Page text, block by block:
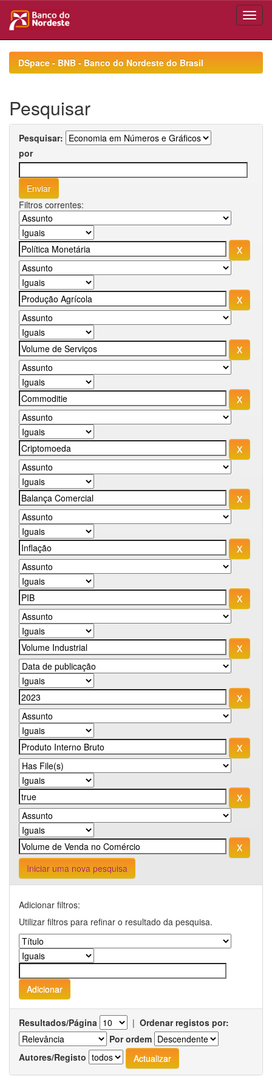
navigationDSpace - BNB - Banco do Nordeste do Brasil
Pesquisar
Pesquisar:
por
Filtros correntes:
Iniciar uma nova pesquisa
Adicionar filtros:
Utilizar filtros para refinar o resultado da pesquisa.
Resultados/Página | Ordenar registos por:
Por ordem
Autores/Registo